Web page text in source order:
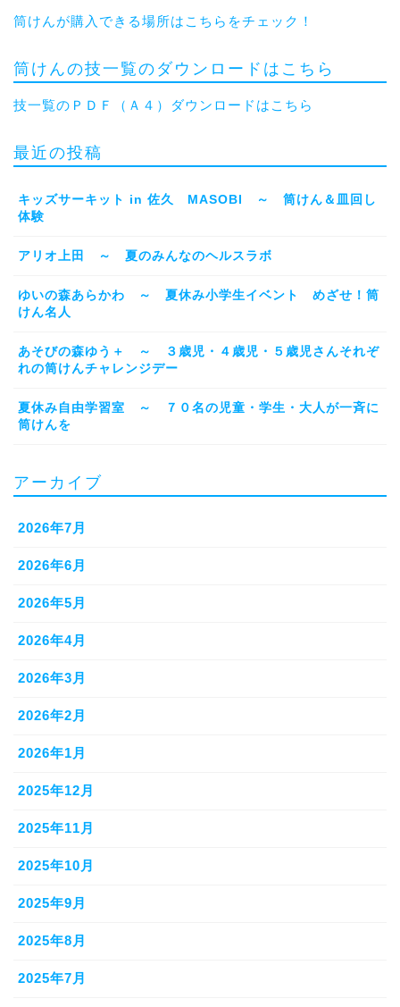
筒けんが購入できる場所はこちらをチェック！
筒けんの技一覧のダウンロードはこちら
技一覧のＰＤＦ（Ａ４）ダウンロードはこちら
最近の投稿
キッズサーキット in 佐久 MASOBI ～ 筒けん＆皿回し
体験
アリオ上田 ～ 夏のみんなのヘルスラボ
ゆいの森あらかわ ～ 夏休み小学生イベント めざせ！筒
けん名人
あそびの森ゆう＋ ～ ３歳児・４歳児・５歳児さんそれぞ
れの筒けんチャレンジデー
夏休み自由学習室 ～ ７０名の児童・学生・大人が一斉に
筒けんを
アーカイブ
2026年7月
2026年6月
2026年5月
2026年4月
2026年3月
2026年2月
2026年1月
2025年12月
2025年11月
2025年10月
2025年9月
2025年8月
2025年7月